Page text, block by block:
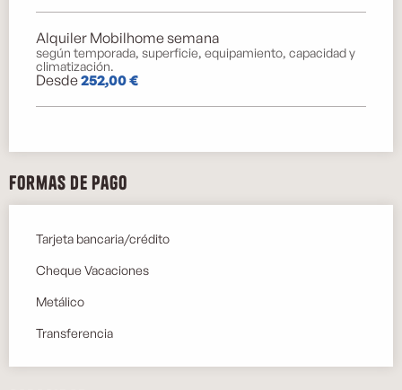
Alquiler Mobilhome semana
según temporada, superficie, equipamiento, capacidad y
climatización.
Desde252,00 €
Formas de pago
Tarjeta bancaria/crédito
Cheque Vacaciones
Metálico
Transferencia